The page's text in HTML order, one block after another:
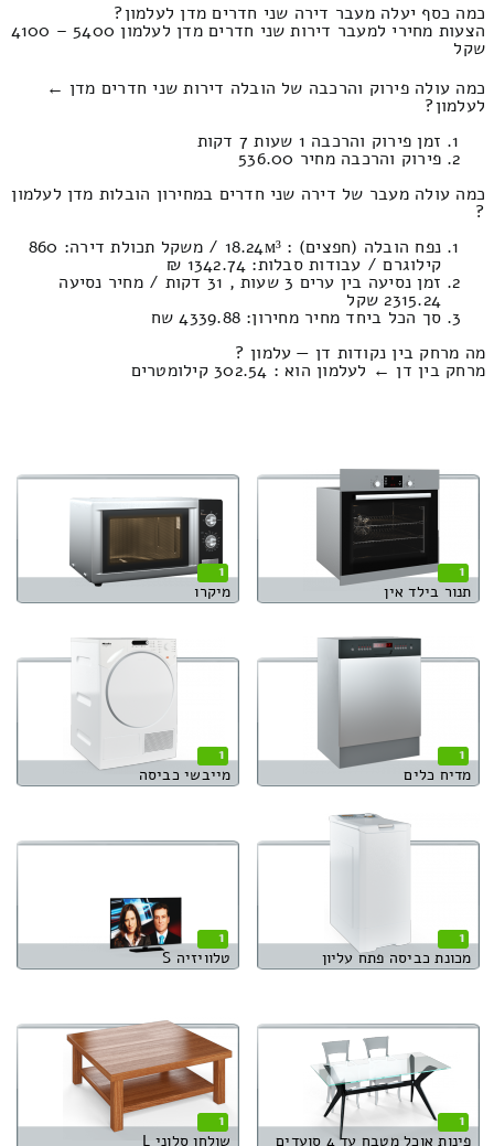
כמה כסף יעלה מעבר דירה שני חדרים מדן לעלמון?
הצעות מחירי למעבר דירות שני חדרים מדן לעלמון 5400 – 4100
שקל
כמה עולה פירוק והרכבה של הובלה דירות שני חדרים מדן ←
לעלמון?
זמן פירוק והרכבה 1 שעות 7 דקות
פירוק והרכבה מחיר 536.00
כמה עולה מעבר של דירה שני חדרים במחירון הובלות מדן לעלמון
?
נפח הובלה (חפצים) : 18.24м³ / משקל תכולת דירה: 860
קילוגרם / עבודות סבלות: 1342.74 ₪
זמן נסיעה בין ערים 3 שעות , 31 דקות / מחיר נסיעה
2315.24 שקל
סך הכל ביחד מחיר מחירון: 4339.88 שח
מה מרחק בין נקודות דן — עלמון ?
מרחק בין דן ← לעלמון הוא : 302.54 קילומטרים
1
תנור בילד אין
1
מיקרו
1
מדיח כלים
1
מייבשי כביסה
1
מכונת כביסה פתח עליון
1
טלוויזיה S
1
פינות אוכל מטבח עד 4 סועדים
1
שולחן סלוני L